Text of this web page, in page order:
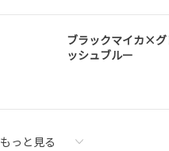
ブラックマイカ×グ
ッシュブルー
もっと見る